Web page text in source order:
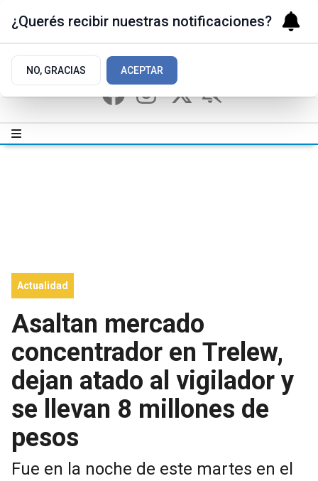
Actualidad
Asaltan mercado
concentrador en Trelew,
dejan atado al vigilador y
se llevan 8 millones de
pesos
Fue en la noche de este martes en el
¿Querés recibir nuestras notificaciones?
NO, GRACIAS ACEPTAR